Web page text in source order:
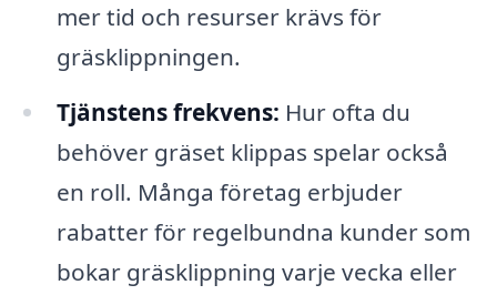
mer tid och resurser krävs för
gräsklippningen.
Tjänstens frekvens: Hur ofta du
behöver gräset klippas spelar också
en roll. Många företag erbjuder
rabatter för regelbundna kunder som
bokar gräsklippning varje vecka eller